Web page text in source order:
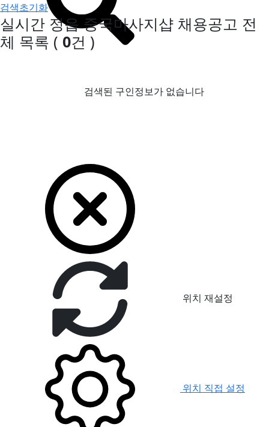
검색초기화
실시간 정읍 중국마사지샵 채용공고 전
체 목록 ( 0건 )
검색된 구인정보가 없습니다
위치 재설정
위치 직접 설정